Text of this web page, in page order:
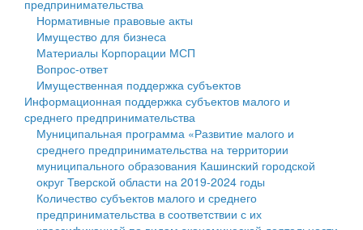
Государственные услуги
Промышленность и АПК
Экономика и бизнес
...
Символика
Устав
Гостям округа
Туризм
Культура
Образование
Здравоохранение
муниципального округа Тверской области
Администрация Кашинского муниципального округа
Тверской области
Управление сельскими территориями
Открытые данные
Работа с обращениями граждан
Муниципальный контроль
Финансовое управление
Бюджет для граждан
Имущество
Выявление правообладателей ранее учтенных
объектов недвижимости
Имущественная поддержка субъектов малого и
среднего предпринимательства
предпринимательства
Нормативные правовые акты
Имущество для бизнеса
Материалы Корпорации МСП
Вопрос-ответ
Имущественная поддержка субъектов
Информационная поддержка субъектов малого и
среднего предпринимательства
Муниципальная программа «Развитие малого и
среднего предпринимательства на территории
муниципального образования Кашинский городской
округ Тверской области на 2019-2024 годы
Количество субъектов малого и среднего
предпринимательства в соответствии с их